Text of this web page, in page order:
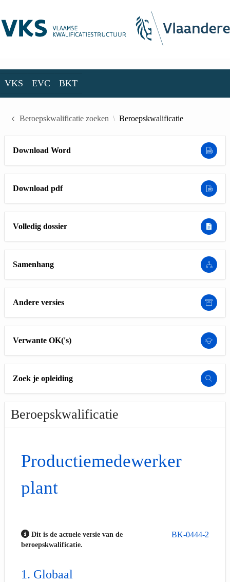
VKS EVC BKT
Beroepskwalificatie zoeken Beroepskwalificatie
Download Word
Download pdf
Volledig dossier
Samenhang
Andere versies
Verwante OK('s)
Zoek je opleiding
Beroepskwalificatie
Productiemedewerker
plant
BK-0444-2
Dit is de actuele versie van de
beroepskwalificatie.
Globaal